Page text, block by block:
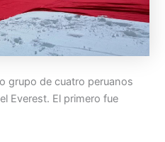
grupo de cuatro peruanos
Everest. El primero fue